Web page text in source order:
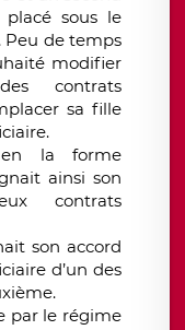
sous le
Peu de temps
modifier
contrats
sa fille
la forme
ainsi son
contrats
son accord
d’un des
par le régime